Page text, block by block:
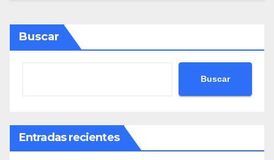
Buscar
Buscar
Entradas recientes